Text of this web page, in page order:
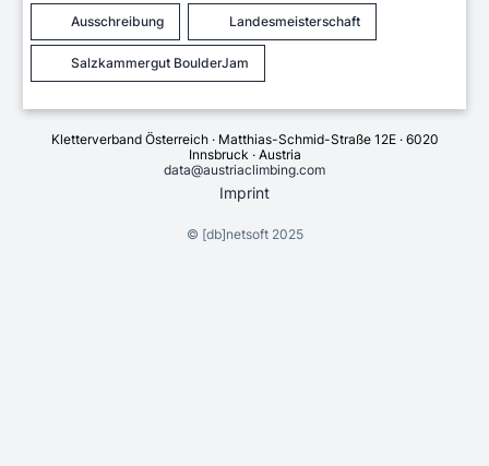
Ausschreibung Landesmeisterschaft
Salzkammergut BoulderJam
Kletterverband Österreich · Matthias-Schmid-Straße 12E · 6020
Innsbruck · Austria
data@austriaclimbing.com
Imprint
© [db]netsoft2025